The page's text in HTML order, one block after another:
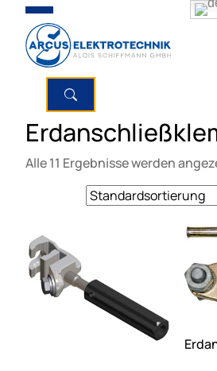
Alle 11 Ergebnisse werden